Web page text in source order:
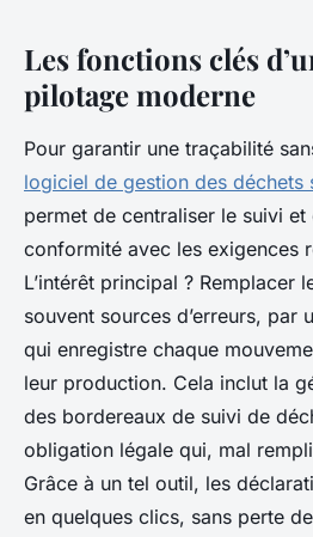
Les fonctions clés
pilotage moderne
Pour garantir une traçabilité
logiciel de gestion des déchets
permet de centraliser le suivi et
conformité avec les exigences
L’intérêt principal ? Remplacer
souvent sources d’erreurs, par
qui enregistre chaque
leur production. Cela inclut la
des bordereaux de suivi de
obligation légale qui, mal
Grâce à un tel outil, les
en quelques clics, sans perte